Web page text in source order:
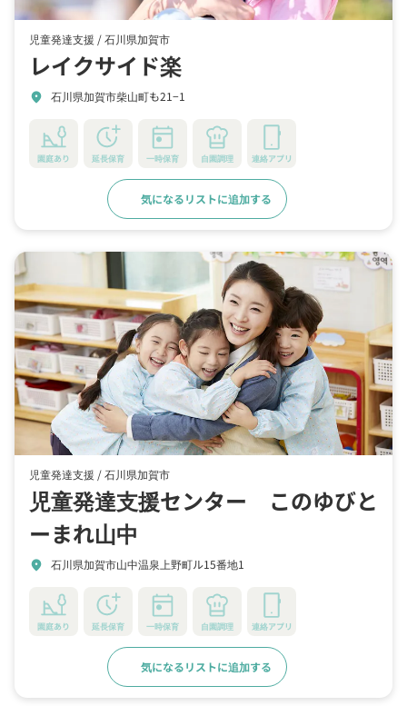
児童発達支援 /石川県加賀市
レイクサイド楽
location_on 石川県加賀市柴山町も21−1
園庭あり 延長保育 一時保育 自園調理 連絡アプリ
気になるリストに追加する
児童発達支援 /石川県加賀市
児童発達支援センター このゆびと
ーまれ山中
location_on 石川県加賀市山中温泉上野町ル15番地1
園庭あり 延長保育 一時保育 自園調理 連絡アプリ
気になるリストに追加する